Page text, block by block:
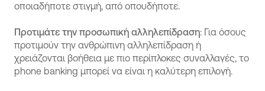
οποιαδήποτε στιγμή, από οπουδήποτε.
Προτιμάτε την προσωπική αλληλεπίδραση: Για όσους
προτιμούν την ανθρώπινη αλληλεπίδραση ή
χρειάζονται βοήθεια με πιο περίπλοκες συναλλαγές, το
phone banking μπορεί να είναι η καλύτερη επιλογή.